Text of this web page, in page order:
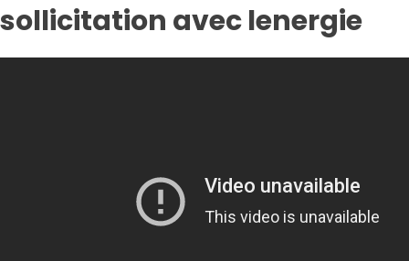
sollicitation avec lenergie